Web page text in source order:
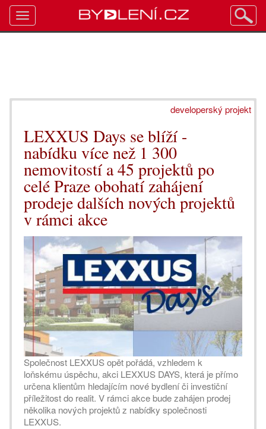
developerský projekt
LEXXUS Days se blíží -
nabídku více než 1 300
nemovitostí a 45 projektů po
celé Praze obohatí zahájení
prodeje dalších nových projektů
v rámci akce
Společnost LEXXUS opět pořádá, vzhledem k
loňskému úspěchu, akci LEXXUS DAYS, která je přímo
určena klientům hledajícím nové bydlení či investiční
příležitost do realit. V rámci akce bude zahájen prodej
několika nových projektů z nabídky společnosti
LEXXUS.
Toggle
navigation